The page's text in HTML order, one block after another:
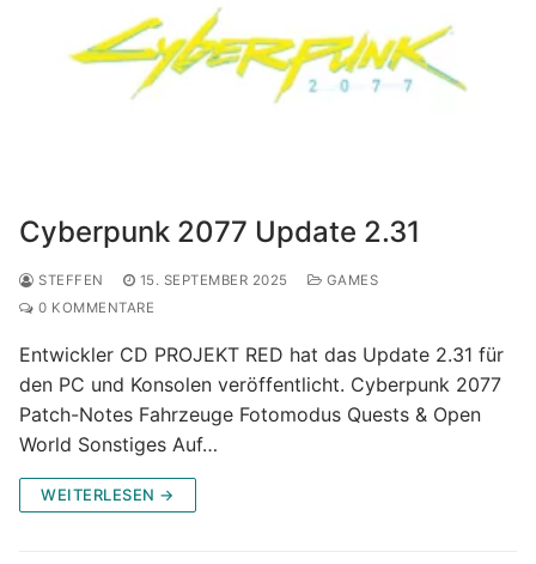
Cyberpunk 2077 Update 2.31
STEFFEN 15. SEPTEMBER 2025
GAMES
0 KOMMENTARE
Entwickler CD PROJEKT RED hat das Update 2.31 für
den PC und Konsolen veröffentlicht. Cyberpunk 2077
Patch-Notes Fahrzeuge Fotomodus Quests & Open
World Sonstiges Auf…
WEITERLESEN →